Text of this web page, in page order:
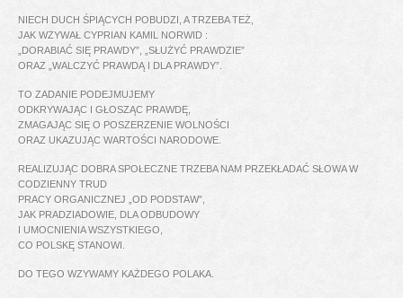
NIECH DUCH ŚPIĄCYCH POBUDZI, A TRZEBA TEŻ,
JAK WZYWAŁ CYPRIAN KAMIL NORWID :
„DORABIAĆ SIĘ PRAWDY”, „SŁUŻYĆ PRAWDZIE”
ORAZ „WALCZYĆ PRAWDĄ I DLA PRAWDY”.
TO ZADANIE PODEJMUJEMY
ODKRYWAJĄC I GŁOSZĄC PRAWDĘ,
ZMAGAJĄC SIĘ O POSZERZENIE WOLNOŚCI
ORAZ UKAZUJĄC WARTOŚCI NARODOWE.
REALIZUJĄC DOBRA SPOŁECZNE TRZEBA NAM PRZEKŁADAĆ SŁOWA W
CODZIENNY TRUD
PRACY ORGANICZNEJ „OD PODSTAW”,
JAK PRADZIADOWIE, DLA ODBUDOWY
I UMOCNIENIA WSZYSTKIEGO,
CO POLSKĘ STANOWI.
DO TEGO WZYWAMY KAŻDEGO POLAKA.